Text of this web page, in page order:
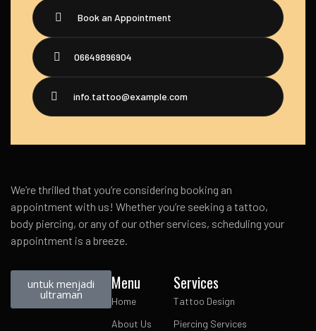
Book an Appointment
06649896904
info.tattoo@example.com
We’re thrilled that you’re considering booking an
appointment with us! Whether you’re seeking a tattoo,
body piercing, or any of our other services, scheduling your
appointment is a breeze.
untuk menjadi
ultraman
Menu
Home
About Us
Services
Tattoo Design
Piercing Services